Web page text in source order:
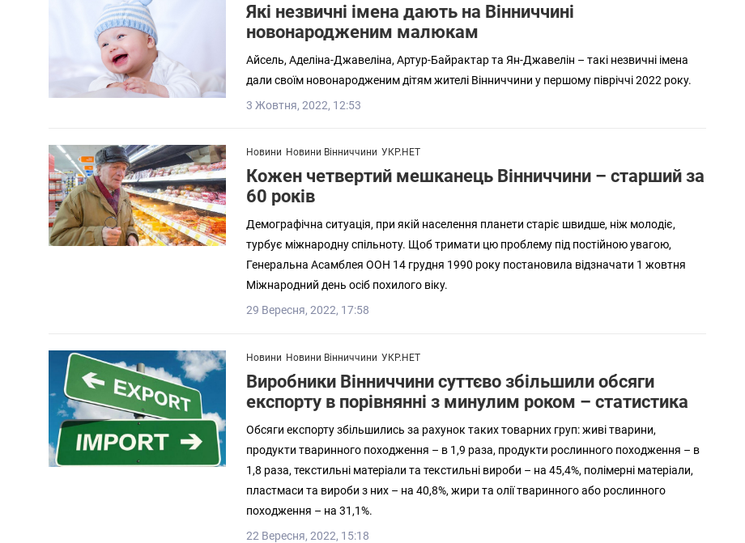
Які незвичні імена дають на Вінниччині
новонародженим малюкам
Айсель, Аделіна-Джавеліна, Артур-Байрактар та Ян-Джавелін – такі незвичні імена
дали своїм новонародженим дітям жителі Вінниччини у першому півріччі 2022 року.
3 Жовтня, 2022, 12:53
Новини Новини Вінниччини УКР.НЕТ
Кожен четвертий мешканець Вінниччини – старший за
60 років
Демографічна ситуація, при якій населення планети старіє швидше, ніж молодіє,
турбує міжнародну спільноту. Щоб тримати цю проблему під постійною увагою,
Генеральна Асамблея ООН 14 грудня 1990 року постановила відзначати 1 жовтня
Міжнародний день осіб похилого віку.
29 Вересня, 2022, 17:58
Новини Новини Вінниччини УКР.НЕТ
Виробники Вінниччини суттєво збільшили обсяги
експорту в порівнянні з минулим роком – статистика
Обсяги експорту збільшились за рахунок таких товарних груп: живі тварини,
продукти тваринного походження – в 1,9 раза, продукти рослинного походження – в
1,8 раза, текстильні матеріали та текстильні вироби – на 45,4%, полімерні матеріали,
пластмаси та вироби з них – на 40,8%, жири та олії тваринного або рослинного
походження – на 31,1%.
22 Вересня, 2022, 15:18